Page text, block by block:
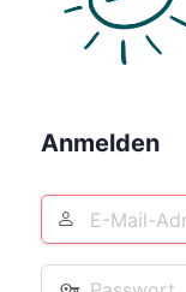
Anmelden
E-
Mail-
Passwort